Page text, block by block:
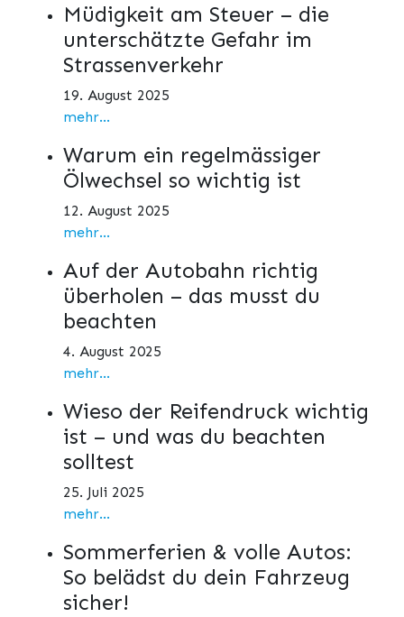
Müdigkeit am Steuer – die
unterschätzte Gefahr im
Strassenverkehr
19. August 2025
mehr...
Warum ein regelmässiger
Ölwechsel so wichtig ist
12. August 2025
mehr...
Auf der Autobahn richtig
überholen – das musst du
beachten
4. August 2025
mehr...
Wieso der Reifendruck wichtig
ist – und was du beachten
solltest
25. Juli 2025
mehr...
Sommerferien & volle Autos:
So belädst du dein Fahrzeug
sicher!